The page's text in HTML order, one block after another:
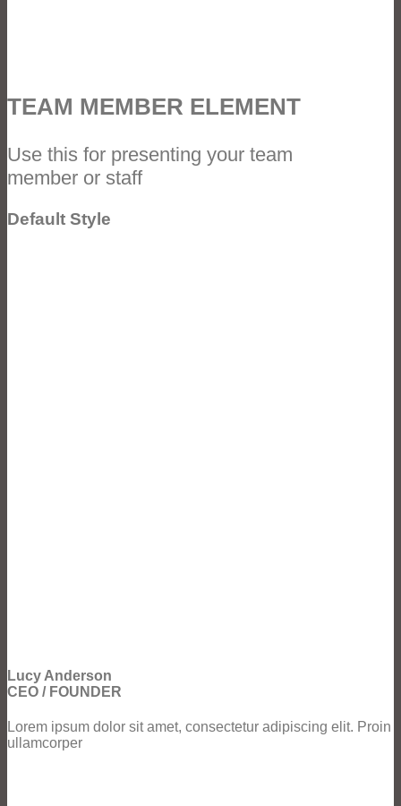
TEAM MEMBER ELEMENT
Use this for presenting your team
member or staff
Default Style
Lucy Anderson
CEO / FOUNDER
Lorem ipsum dolor sit amet, consectetur adipiscing elit. Proin
ullamcorper